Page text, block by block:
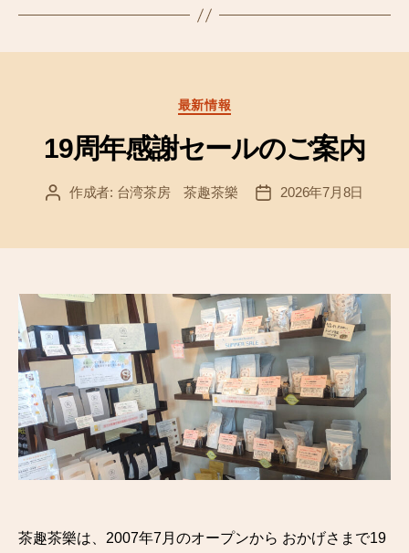
c
e
o
k
tt
er
e
カ
テ
最新情報
19周年感謝セールのご案内
投 作成者: 台湾茶房 茶趣茶樂
投
2026年7月8日
茶趣茶樂は、2007年7月のオープンから おかげさまで19